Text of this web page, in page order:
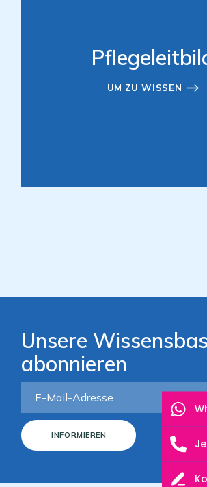
UM ZU WISSEN
Unsere
abonnieren
INFORMIEREN